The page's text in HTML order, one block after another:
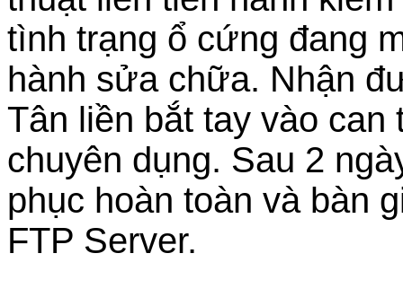
tình trạng ổ cứng đang
hành sửa chữa. Nhận
Tân liền bắt tay vào can
chuyên dụng. Sau 2
phục hoàn toàn và bàn
FTP Server.